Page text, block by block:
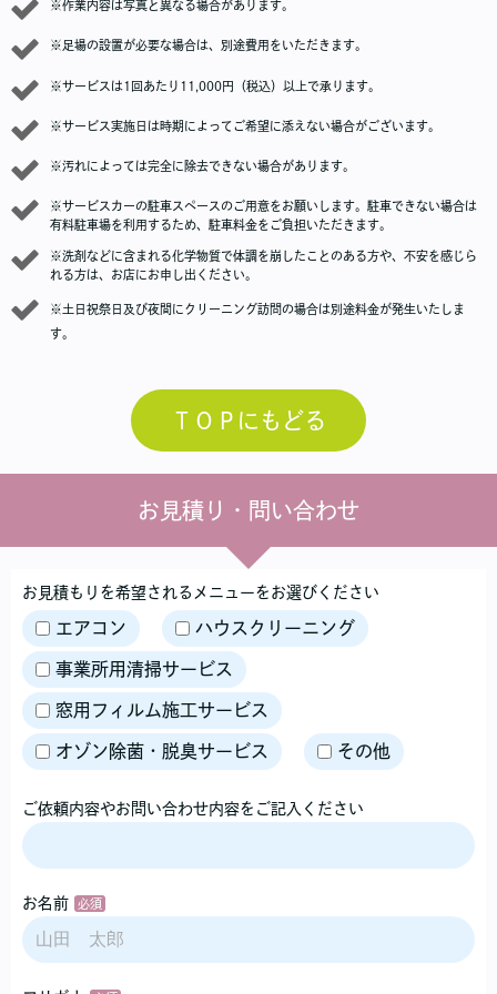
※作業内容は写真と異なる場合があります。
※足場の設置が必要な場合は、別途費用をいただきます。
※サービスは1回あたり11,000円（税込）以上で承ります。
※サービス実施日は時期によってご希望に添えない場合がございます。
※汚れによっては完全に除去できない場合があります。
※サービスカーの駐車スペースのご用意をお願いします。駐車できない場合は
有料駐車場を利用するため、駐車料金をご負担いただきます。
※洗剤などに含まれる化学物質で体調を崩したことのある方や、不安を感じら
れる方は、お店にお申し出ください。
※土日祝祭日及び夜間にクリーニング訪問の場合は別途料金が発生いたしま
す。
ＴＯＰにもどる
お見積り・問い合わせ
お見積もりを希望されるメニューをお選びください
エアコン ハウスクリーニング
事業所用清掃サービス
窓用フィルム施工サービス
オゾン除菌・脱臭サービス その他
ご依頼内容やお問い合わせ内容をご記入ください
お名前